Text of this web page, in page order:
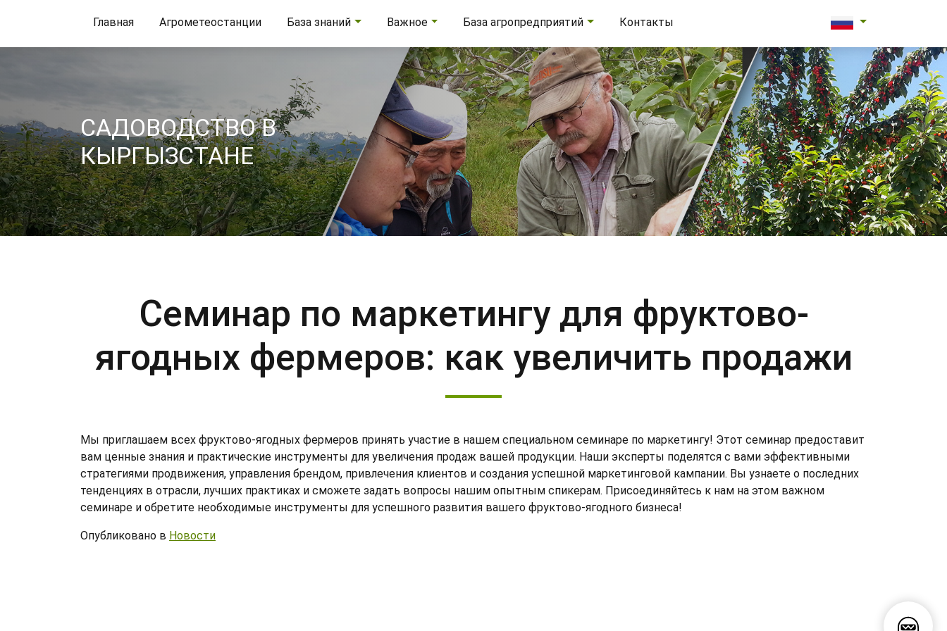
Главная Агрометеостанции База знаний Важное База агропредприятий Контакты
CАДОВОДСТВО В
КЫРГЫЗСТАНЕ
Семинар по маркетингу для фруктово-
ягодных фермеров: как увеличить продажи
Мы приглашаем всех фруктово-ягодных фермеров принять участие в нашем специальном семинаре по маркетингу! Этот семинар предоставит
вам ценные знания и практические инструменты для увеличения продаж вашей продукции. Наши эксперты поделятся с вами эффективными
стратегиями продвижения, управления брендом, привлечения клиентов и создания успешной маркетинговой кампании. Вы узнаете о последних
тенденциях в отрасли, лучших практиках и сможете задать вопросы нашим опытным спикерам. Присоединяйтесь к нам на этом важном
семинаре и обретите необходимые инструменты для успешного развития вашего фруктово-ягодного бизнеса!
Опубликовано в Новости